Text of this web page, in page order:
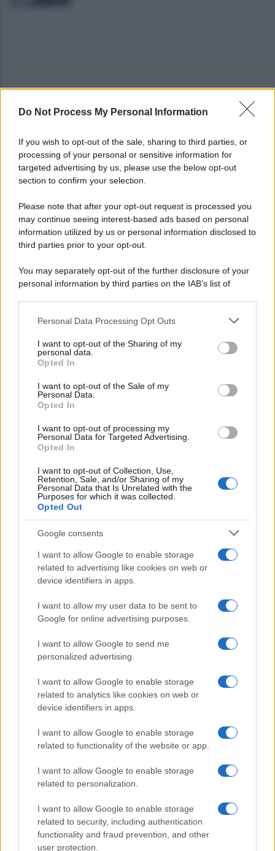
Do Not Process My Personal Information
If you wish to opt-out of the sale, sharing to third parties, or
processing of your personal or sensitive information for
targeted advertising by us, please use the below opt-out
section to confirm your selection.
Please note that after your opt-out request is processed you
may continue seeing interest-based ads based on personal
information utilized by us or personal information disclosed to
third parties prior to your opt-out.
You may separately opt-out of the further disclosure of your
personal information by third parties on the IAB’s list of
This information may also be disclosed by us to third parties
disclose it to other third parties.
Please note that this website/app uses one or more Google
services and may gather and store information including but
not limited to your visit or usage behaviour. You may click to
grant or deny consent to Google and its third-party tags to
consent section.
Personal Data Processing Opt Outs
I want to opt-out of the Sharing of my
personal data.
Opted In
I want to opt-out of the Sale of my
Personal Data.
Opted In
I want to opt-out of processing my
Personal Data for Targeted Advertising.
Opted In
I want to opt-out of Collection, Use,
Retention, Sale, and/or Sharing of my
Personal Data that Is Unrelated with the
Purposes for which it was collected.
Opted Out
Google consents
I want to allow Google to enable storage
related to advertising like cookies on web or
device identifiers in apps.
I want to allow my user data to be sent to
Google for online advertising purposes.
I want to allow Google to send me
personalized advertising.
I want to allow Google to enable storage
related to analytics like cookies on web or
device identifiers in apps.
I want to allow Google to enable storage
related to functionality of the website or app.
I want to allow Google to enable storage
related to personalization.
I want to allow Google to enable storage
related to security, including authentication
functionality and fraud prevention, and other
user protection.
Avellino-Torino: le fotogallery del match e dei
Avellino, Nesta: "Soddisfatto, siamo a un buon
livello, ma è solo l'inizio"
CHI SIAMO CONTATTI PUBBLICITÀ LAVORA CON NOI
OTTO CHANNEL